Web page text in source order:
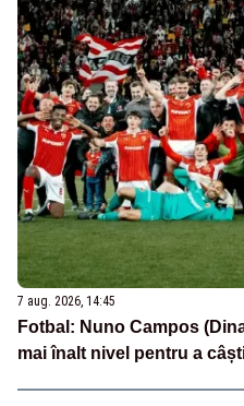
7 aug. 2026, 14:45
Fotbal: Nuno Campos
mai înalt nivel pentru a